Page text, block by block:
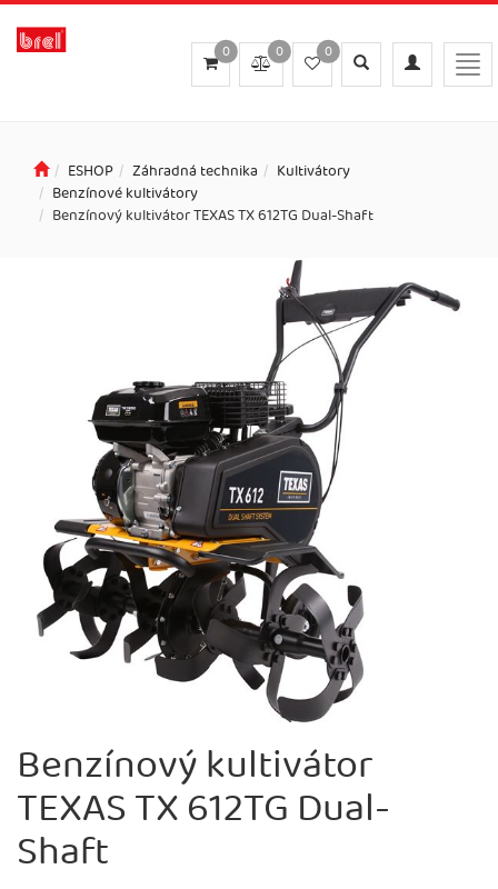
Toggle
navigation
Toggle
search
0
0
0
ESHOP Záhradná technika
Kultivátory
Benzínové kultivátory
Benzínový kultivátor TEXAS TX 612TG Dual-Shaft
Benzínový kultivátor
TEXAS TX 612TG Dual-
Shaft